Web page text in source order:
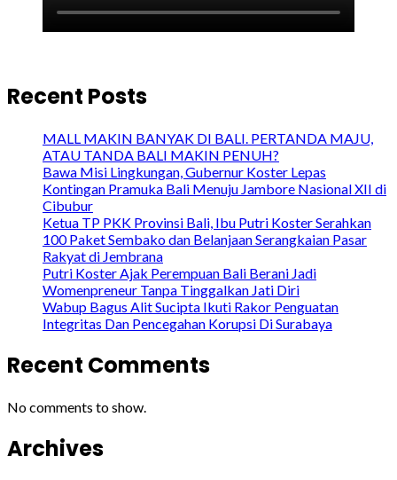
Recent Posts
MALL MAKIN BANYAK DI BALI. PERTANDA MAJU,
ATAU TANDA BALI MAKIN PENUH?
Bawa Misi Lingkungan, Gubernur Koster Lepas
Kontingan Pramuka Bali Menuju Jambore Nasional XII di
Cibubur
Ketua TP PKK Provinsi Bali, Ibu Putri Koster Serahkan
100 Paket Sembako dan Belanjaan Serangkaian Pasar
Rakyat di Jembrana
Putri Koster Ajak Perempuan Bali Berani Jadi
Womenpreneur Tanpa Tinggalkan Jati Diri
Wabup Bagus Alit Sucipta Ikuti Rakor Penguatan
Integritas Dan Pencegahan Korupsi Di Surabaya
Recent Comments
No comments to show.
Archives